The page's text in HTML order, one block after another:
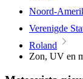
Noord-
Verenigde
Roland
Zon, UV en